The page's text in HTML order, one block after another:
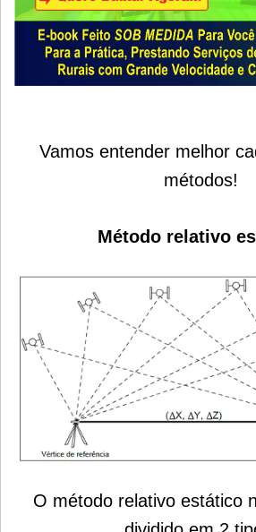
Vamos entender melhor
métodos!
Método relativo
O método relativo estático